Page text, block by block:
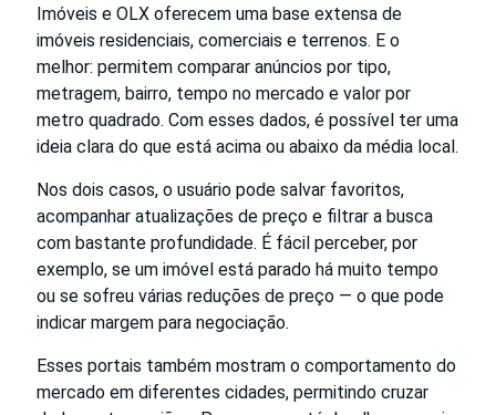
Imóveis e OLX oferecem uma base extensa de
imóveis residenciais, comerciais e terrenos. E o
melhor: permitem comparar anúncios por tipo,
metragem, bairro, tempo no mercado e valor por
metro quadrado. Com esses dados, é possível ter uma
ideia clara do que está acima ou abaixo da média local.
Nos dois casos, o usuário pode salvar favoritos,
acompanhar atualizações de preço e filtrar a busca
com bastante profundidade. É fácil perceber, por
exemplo, se um imóvel está parado há muito tempo
ou se sofreu várias reduções de preço — o que pode
indicar margem para negociação.
Esses portais também mostram o comportamento do
mercado em diferentes cidades, permitindo cruzar